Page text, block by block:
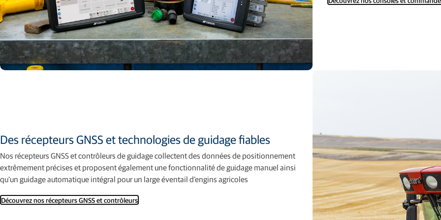
Des récepteurs GNSS et technologies de guidage fiables
Nos récepteurs GNSS et contrôleurs de guidage collectent des données de positionnement
extrêmement précises et proposent également une fonctionnalité de guidage manuel ainsi
qu'un guidage automatique intégral pour un large éventail d'engins agricoles
Découvrez nos récepteurs GNSS et contrôleurs